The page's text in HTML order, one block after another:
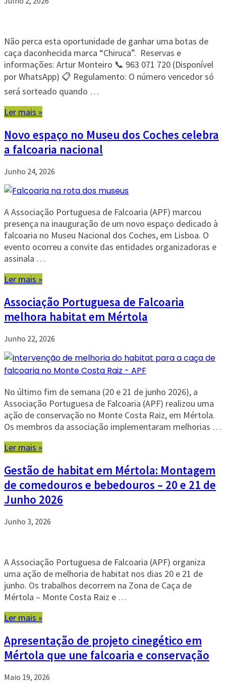
Não perca esta oportunidade de ganhar uma botas de
caça daconhecida marca “Chiruca”. Reservas e
informações: Artur Monteiro 📞 963 071 720 (Disponível
por WhatsApp) 📋 Regulamento: O número vencedor só
será sorteado quando …
Ler mais »
Novo espaço no Museu dos Coches celebra
a falcoaria nacional
Junho 24, 2026
A Associação Portuguesa de Falcoaria (APF) marcou
presença na inauguração de um novo espaço dedicado à
falcoaria no Museu Nacional dos Coches, em Lisboa. O
evento ocorreu a convite das entidades organizadoras e
assinala …
Ler mais »
Associação Portuguesa de Falcoaria
melhora habitat em Mértola
Junho 22, 2026
No último fim de semana (20 e 21 de junho 2026), a
Associação Portuguesa de Falcoaria (APF) realizou uma
ação de conservação no Monte Costa Raiz, em Mértola.
Os membros da associação implementaram melhorias …
Ler mais »
Gestão de habitat em Mértola: Montagem
de comedouros e bebedouros – 20 e 21 de
Junho 2026
Junho 3, 2026
A Associação Portuguesa de Falcoaria (APF) organiza
uma ação de melhoria de habitat nos dias 20 e 21 de
junho. Os trabalhos decorrem na Zona de Caça de
Mértola – Monte Costa Raiz e …
Ler mais »
Apresentação de projeto cinegético em
Mértola que une falcoaria e conservação
Maio 19, 2026